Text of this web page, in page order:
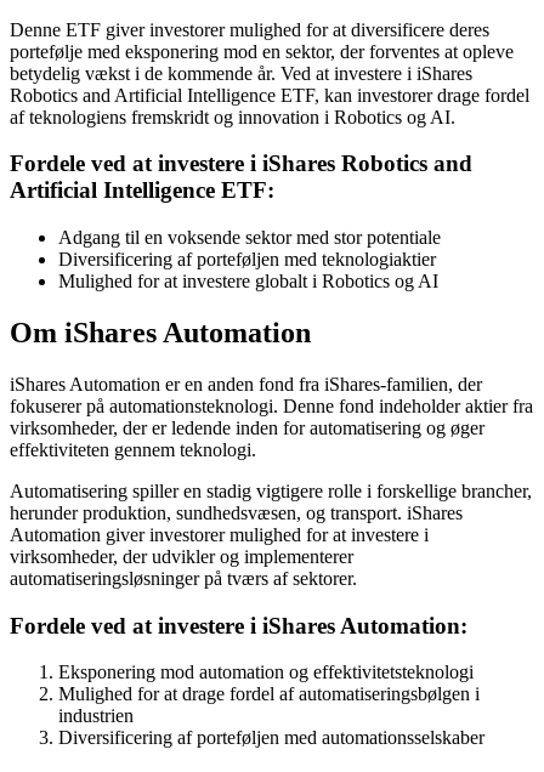
Denne ETF giver investorer mulighed for at diversificere deres
portefølje med eksponering mod en sektor, der forventes at opleve
betydelig vækst i de kommende år. Ved at investere i iShares
Robotics and Artificial Intelligence ETF, kan investorer drage fordel
af teknologiens fremskridt og innovation i Robotics og AI.
Fordele ved at investere i iShares Robotics and
Artificial Intelligence ETF:
Adgang til en voksende sektor med stor potentiale
Diversificering af porteføljen med teknologiaktier
Mulighed for at investere globalt i Robotics og AI
Om iShares Automation
iShares Automation er en anden fond fra iShares-familien, der
fokuserer på automationsteknologi. Denne fond indeholder aktier fra
virksomheder, der er ledende inden for automatisering og øger
effektiviteten gennem teknologi.
Automatisering spiller en stadig vigtigere rolle i forskellige brancher,
herunder produktion, sundhedsvæsen, og transport. iShares
Automation giver investorer mulighed for at investere i
virksomheder, der udvikler og implementerer
automatiseringsløsninger på tværs af sektorer.
Fordele ved at investere i iShares Automation:
Eksponering mod automation og effektivitetsteknologi
Mulighed for at drage fordel af automatiseringsbølgen i
industrien
Diversificering af porteføljen med automationsselskaber